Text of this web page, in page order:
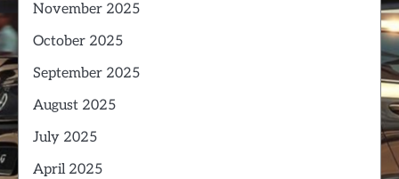
November 2025
October 2025
September 2025
August 2025
July 2025
April 2025